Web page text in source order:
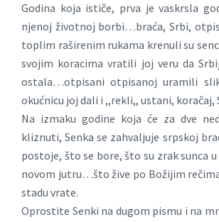
Godina koja ističe, prva je vaskrsla
njenoj životnoj borbi…braća, Srbi,
toplim raširenim rukama krenuli su
svojim koracima vratili joj veru da
ostala…otpisani otpisanoj uramili
okućnicu joj dali i ,,rekli,, ustani,
Na izmaku godine koja će za dve
kliznuti, Senka se zahvaljuje srpskoj
postoje, što se bore, što su zrak sunca
novom jutru…što žive po Božijim rečima
stadu vrate.
Oprostite Senki na dugom pismu i na